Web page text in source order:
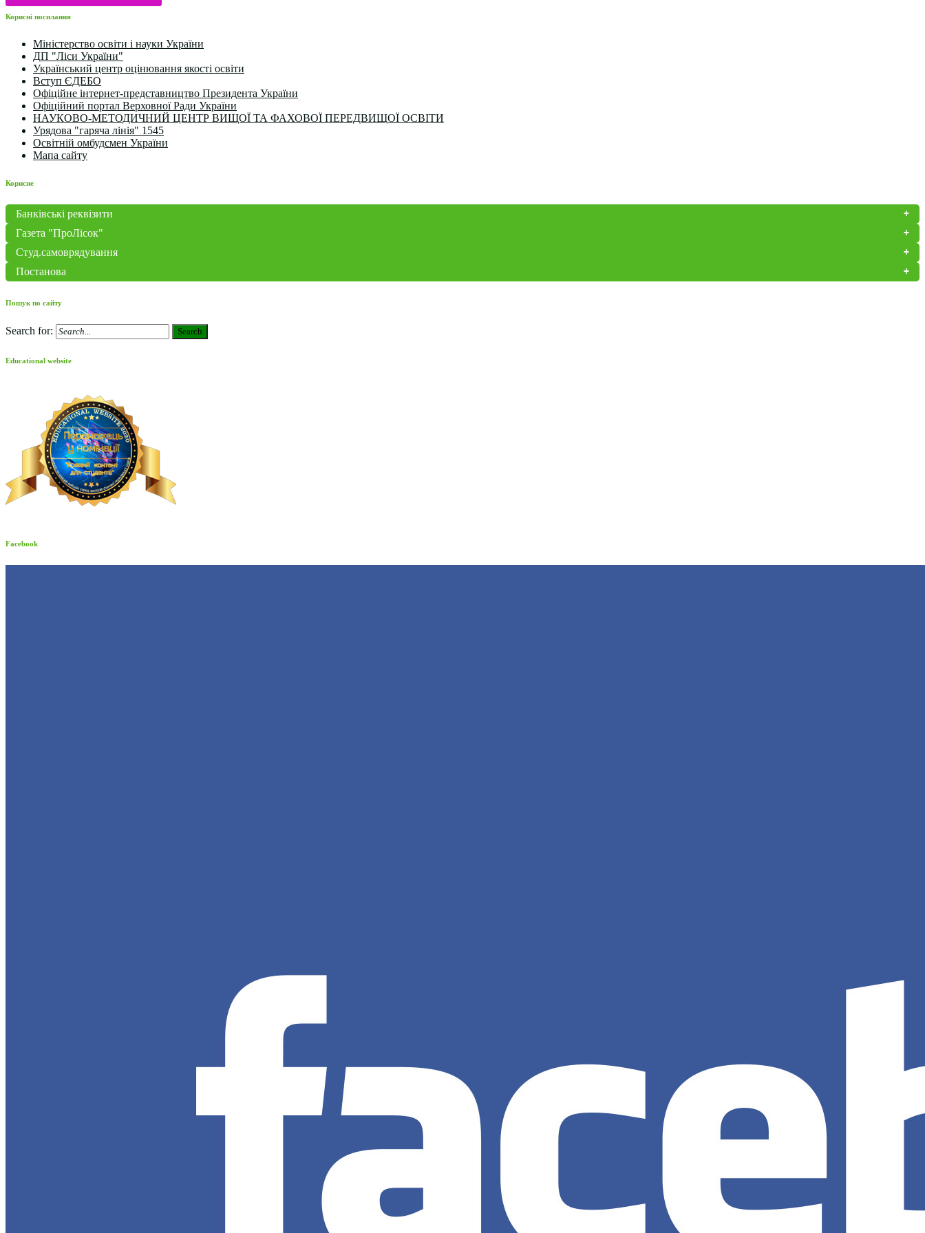
Корисні посилання
Міністерство освіти і науки України
ДП "Ліси України"
Український центр оцінювання якості освіти
Вступ ЄДЕБО
Офіційне інтернет-представництво Президента України
Офіційний портал Верховної Ради України
НАУКОВО-МЕТОДИЧНИЙ ЦЕНТР ВИЩОЇ ТА ФАХОВОЇ ПЕРЕДВИЩОЇ ОСВІТИ
Урядова "гаряча лінія" 1545
Освітній омбудсмен України
Мапа сайту
Корисне
Банківські реквізити
Газета "ПроЛісок"
Студ.самоврядування
Постанова
Пошук по сайту
Search for: Search
Educational website
Facebook